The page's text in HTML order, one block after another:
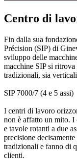
Centro di
Fin dalla sua
Précision (SIP) di
sviluppo delle
macchine SIP si
tradizionali, sia
SIP 7000/7 (4 e 5 assi)
I centri di lavoro
non è affatto un mito. I
e tavole rotanti a due
precisione
tradizionali e fanno di
clienti.